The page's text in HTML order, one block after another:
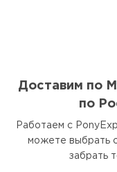
Доставим по
по
Работаем с
можете выбрать
забрать